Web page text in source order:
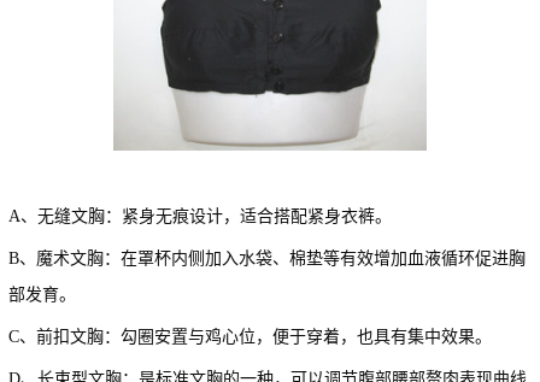
A、无缝文胸：紧身无痕设计，适合搭配紧身衣裤。
B、魔术文胸：在罩杯内侧加入水袋、棉垫等有效增加血液循环促进胸
部发育。
C、前扣文胸：勾圈安置与鸡心位，便于穿着，也具有集中效果。